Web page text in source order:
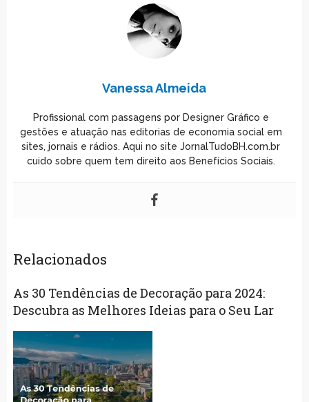
Vanessa Almeida
Profissional com passagens por Designer Gráfico e
gestões e atuação nas editorias de economia social em
sites, jornais e rádios. Aqui no site JornalTudoBH.com.br
cuido sobre quem tem direito aos Benefícios Sociais.
Relacionados
As 30 Tendências de Decoração para 2024:
Descubra as Melhores Ideias para o Seu Lar